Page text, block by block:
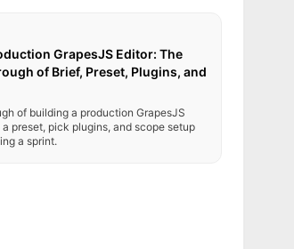
GrapesJS Editor: The
of Brief, Preset, Plugins, and
of building a production GrapesJS
preset, pick plugins, and scope setup
a sprint.